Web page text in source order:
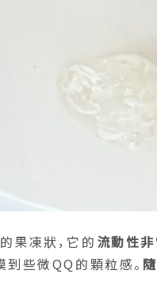
果凍狀，它的 流動性
些微QQ的顆粒感。